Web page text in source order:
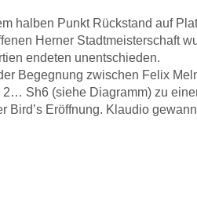
halben Punkt Rückstand auf
Herner Stadtmeisterschaft
endeten unentschieden.
Begegnung zwischen Felix
2… Sh6 (siehe Diagramm) zu
Bird’s Eröffnung. Klaudio